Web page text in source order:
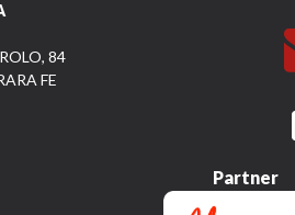
84
FE
Partner